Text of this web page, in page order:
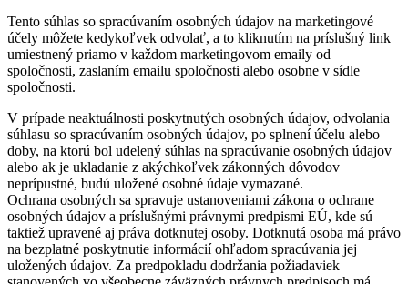
Tento súhlas so spracúvaním osobných údajov na marketingové
účely môžete kedykoľvek odvolať, a to kliknutím na príslušný link
umiestnený priamo v každom marketingovom emaily od
spoločnosti, zaslaním emailu spoločnosti alebo osobne v sídle
spoločnosti.
V prípade neaktuálnosti poskytnutých osobných údajov, odvolania
súhlasu so spracúvaním osobných údajov, po splnení účelu alebo
doby, na ktorú bol udelený súhlas na spracúvanie osobných údajov
alebo ak je ukladanie z akýchkoľvek zákonných dôvodov
neprípustné, budú uložené osobné údaje vymazané.
Ochrana osobných sa spravuje ustanoveniami zákona o ochrane
osobných údajov a príslušnými právnymi predpismi EÚ, kde sú
taktiež upravené aj práva dotknutej osoby. Dotknutá osoba má právo
na bezplatné poskytnutie informácií ohľadom spracúvania jej
uložených údajov. Za predpokladu dodržania požiadaviek